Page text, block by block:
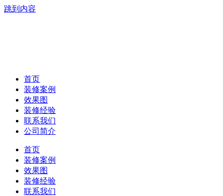
跳到内容
首页
装修案例
效果图
装修经验
联系我们
公司简介
首页
装修案例
效果图
装修经验
联系我们